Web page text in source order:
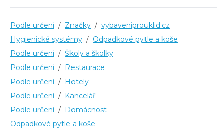
Podle určení / Značky / vybaveniprouklid.cz
Hygienické systémy / Odpadkové pytle a koše
Podle určení / Školy a školky
Podle určení / Restaurace
Podle určení / Hotely
Podle určení / Kancelář
Podle určení / Domácnost
Odpadkové pytle a koše